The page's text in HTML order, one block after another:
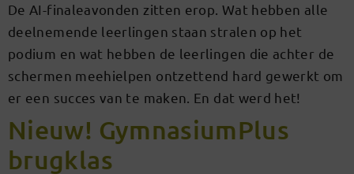
De AI-finaleavonden zitten erop. Wat hebben alle
deelnemende leerlingen staan stralen op het
podium en wat hebben de leerlingen die achter de
schermen meehielpen ontzettend hard gewerkt om
er een succes van te maken. En dat werd het!
Nieuw! GymnasiumPlus
brugklas